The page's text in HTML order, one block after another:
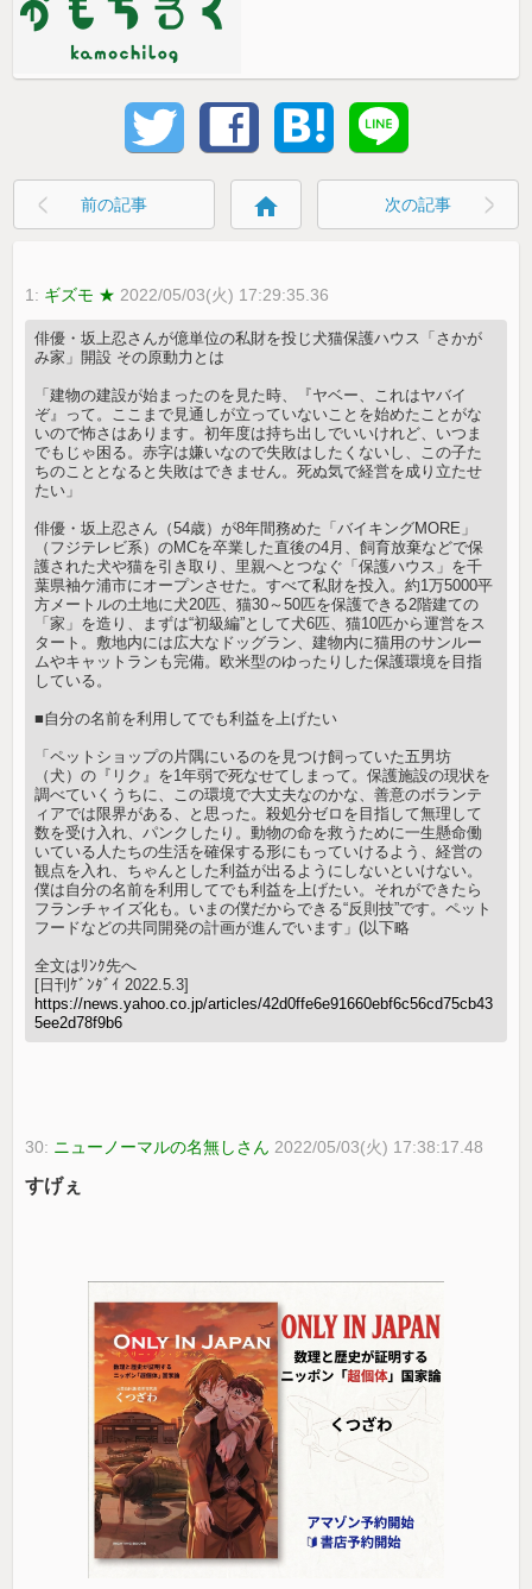
前の記事 home 次の記事
1: ギズモ ★ 2022/05/03(火) 17:29:35.36
俳優・坂上忍さんが億単位の私財を投じ犬猫保護ハウス「さかが
み家」開設 その原動力とは
「建物の建設が始まったのを見た時、『ヤベー、これはヤバイ
ぞ』って。ここまで見通しが立っていないことを始めたことがな
いので怖さはあります。初年度は持ち出しでいいけれど、いつま
でもじゃ困る。赤字は嫌いなので失敗はしたくないし、この子た
ちのこととなると失敗はできません。死ぬ気で経営を成り立たせ
たい」
俳優・坂上忍さん（54歳）が8年間務めた「バイキングMORE」
（フジテレビ系）のMCを卒業した直後の4月、飼育放棄などで保
護された犬や猫を引き取り、里親へとつなぐ「保護ハウス」を千
葉県袖ケ浦市にオープンさせた。すべて私財を投入。約1万5000平
方メートルの土地に犬20匹、猫30～50匹を保護できる2階建ての
「家」を造り、まずは“初級編”として犬6匹、猫10匹から運営をス
タート。敷地内には広大なドッグラン、建物内に猫用のサンルー
ムやキャットランも完備。欧米型のゆったりした保護環境を目指
している。
■自分の名前を利用してでも利益を上げたい
「ペットショップの片隅にいるのを見つけ飼っていた五男坊
（犬）の『リク』を1年弱で死なせてしまって。保護施設の現状を
調べていくうちに、この環境で大丈夫なのかな、善意のボランテ
ィアでは限界がある、と思った。殺処分ゼロを目指して無理して
数を受け入れ、パンクしたり。動物の命を救うために一生懸命働
いている人たちの生活を確保する形にもっていけるよう、経営の
観点を入れ、ちゃんとした利益が出るようにしないといけない。
僕は自分の名前を利用してでも利益を上げたい。それができたら
フランチャイズ化も。いまの僕だからできる“反則技”です。ペット
フードなどの共同開発の計画が進んでいます」(以下略
全文はﾘﾝｸ先へ
[日刊ｹﾞﾝﾀﾞｲ 2022.5.3]
https://news.yahoo.co.jp/articles/42d0ffe6e91660ebf6c56cd75cb43
5ee2d78f9b6
30: ニューノーマルの名無しさん 2022/05/03(火) 17:38:17.48
すげぇ